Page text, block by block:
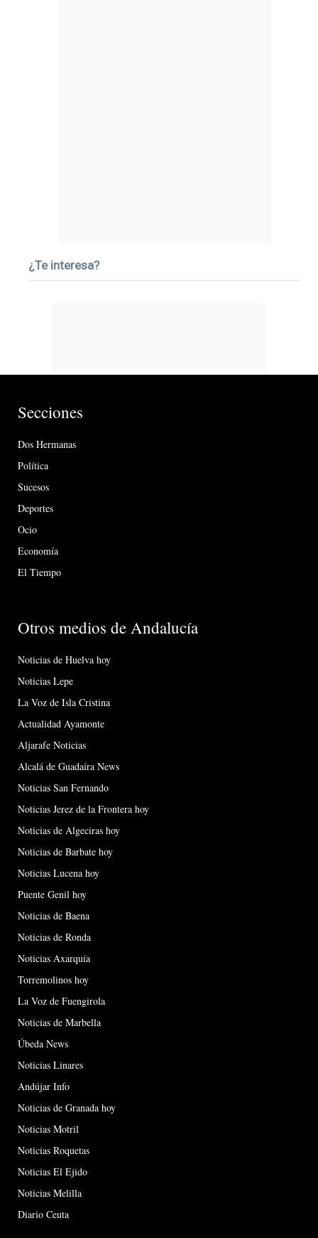
¿Te interesa?
Secciones
Dos Hermanas
Política
Sucesos
Deportes
Ocio
Economía
El Tiempo
Otros medios de Andalucía
Noticias de Huelva hoy
Noticias Lepe
La Voz de Isla Cristina
Actualidad Ayamonte
Aljarafe Noticias
Alcalá de Guadaíra News
Noticias San Fernando
Noticias Jerez de la Frontera hoy
Noticias de Algeciras hoy
Noticias de Barbate hoy
Noticias Lucena hoy
Puente Genil hoy
Noticias de Baena
Noticias de Ronda
Noticias Axarquía
Torremolinos hoy
La Voz de Fuengirola
Noticias de Marbella
Úbeda News
Noticias Linares
Andújar Info
Noticias de Granada hoy
Noticias Motril
Noticias Roquetas
Noticias El Ejido
Noticias Melilla
Diario Ceuta